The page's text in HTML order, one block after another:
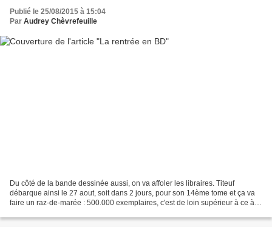
Publié le 25/08/2015 à 15:04
Par Audrey Chèvrefeuille
Du côté de la bande dessinée aussi, on va affoler les libraires. Titeuf
débarque ainsi le 27 aout, soit dans 2 jours, pour son 14ème tome et ça va
faire un raz-de-marée : 500.000 exemplaires, c'est de loin supérieur à ce à